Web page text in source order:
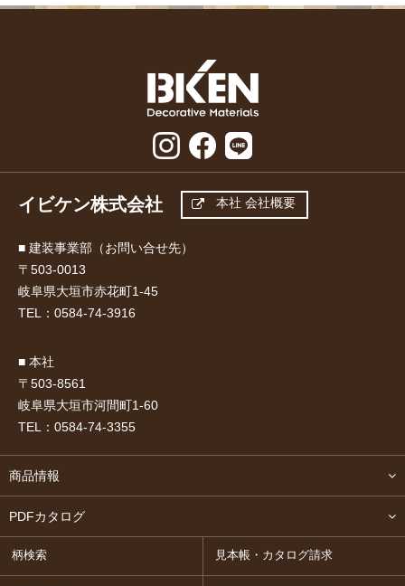
イビケン株式会社 本社 会社概要
■ 建装事業部（お問い合せ先）
〒503-0013
岐阜県大垣市赤花町1-45
TEL： 0584-74-3916
■ 本社
〒503-8561
岐阜県大垣市河間町1-60
TEL： 0584-74-3355
商品情報
PDFカタログ
柄検索 見本帳・カタログ請求